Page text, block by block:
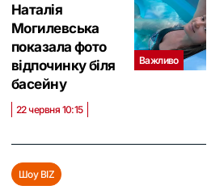
Важливо
Наталія
Могилевська
показала фото
відпочинку біля
басейну
22 червня 10:15
Шоу BIZ